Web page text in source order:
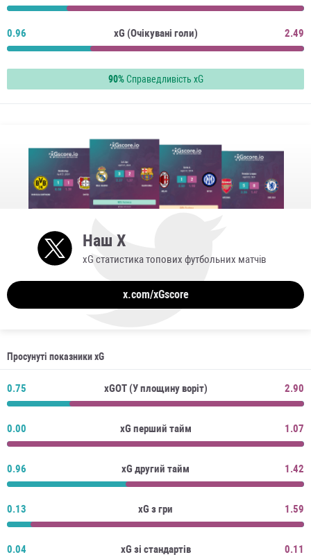
0.96 xG (Очікувані голи) 2.49
90%Справедливість xG
Наш X
xG статистика топових футбольних матчів
x.com/xGscore
Просунуті показники xG
0.75 xGOT (У площину воріт) 2.90
0.00 xG перший тайм 1.07
0.96 xG другий тайм 1.42
0.13 xG з гри 1.59
0.04 xG зі стандартів 0.11